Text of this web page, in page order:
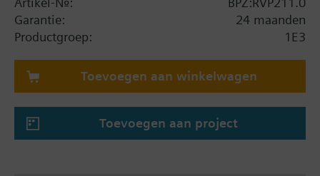
blijft geblokkeerd tijdens opladen boiler
Geen prioriteit (parallel): Verwarmingscircuit pomp
en tapwater laadpomp regelen parallel aan elkaar
Opslagtank wordt geregeld door een
doorstroomafsluiter
Tapwater temperatuur kan worden geregeld door
een opnemer of een thermostaat
Garantie:
24 maanden
Productgroep:
1E3
Toevoegen aan winkelwagen
Toevoegen aan project